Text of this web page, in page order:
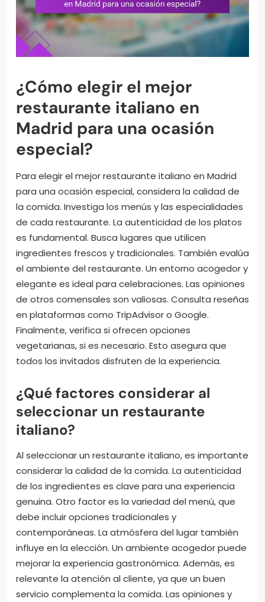
¿Cómo elegir el mejor
restaurante italiano en
Madrid para una ocasión
especial?
Para elegir el mejor restaurante italiano en Madrid
para una ocasión especial, considera la calidad de
la comida. Investiga los menús y las especialidades
de cada restaurante. La autenticidad de los platos
es fundamental. Busca lugares que utilicen
ingredientes frescos y tradicionales. También evalúa
el ambiente del restaurante. Un entorno acogedor y
elegante es ideal para celebraciones. Las opiniones
de otros comensales son valiosas. Consulta reseñas
en plataformas como TripAdvisor o Google.
Finalmente, verifica si ofrecen opciones
vegetarianas, si es necesario. Esto asegura que
todos los invitados disfruten de la experiencia.
¿Qué factores considerar al
seleccionar un restaurante
italiano?
Al seleccionar un restaurante italiano, es importante
considerar la calidad de la comida. La autenticidad
de los ingredientes es clave para una experiencia
genuina. Otro factor es la variedad del menú, que
debe incluir opciones tradicionales y
contemporáneas. La atmósfera del lugar también
influye en la elección. Un ambiente acogedor puede
mejorar la experiencia gastronómica. Además, es
relevante la atención al cliente, ya que un buen
servicio complementa la comida. Las opiniones y